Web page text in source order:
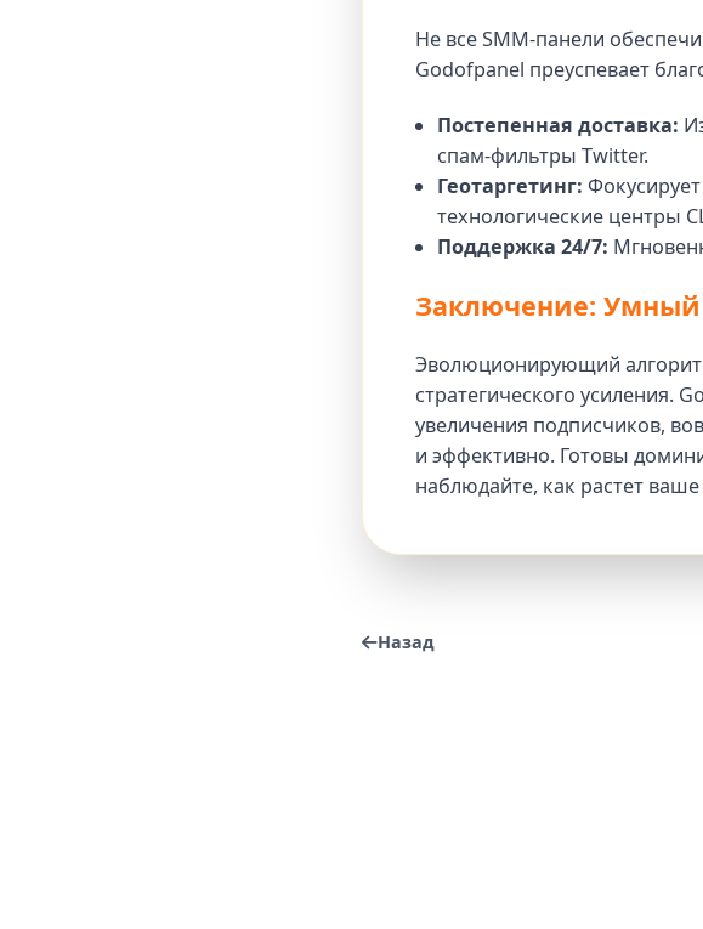
Не все SMM-панели
Godofpanel преуспевает
Постепенная доставка:
спам-фильтры Twitter.
Геотаргетинг:
технологические центры
Поддержка 24/7:
Заключение: Умный
Эволюционирующий
стратегического усиления.
увеличения подписчиков,
и эффективно. Готовы
наблюдайте, как растет
Назад